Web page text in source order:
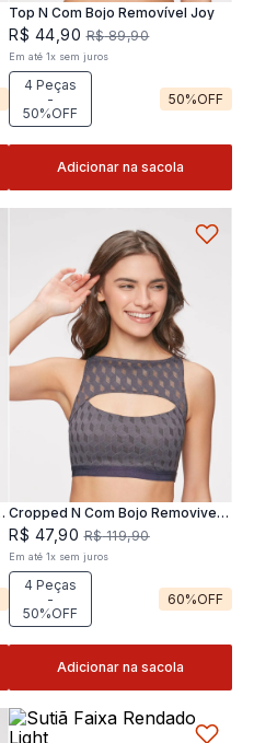
Top N Com Bojo Removível Joy
R$ 44,90 R$ 89,90
Em até 1x sem juros
4 Peças
-
50%OFF
50%OFF
Adicionar na sacola
Cropped N Com Bojo Removivel
Joy
R$ 47,90 R$ 119,90
Em até 1x sem juros
4 Peças
-
50%OFF
60%OFF
Adicionar na sacola